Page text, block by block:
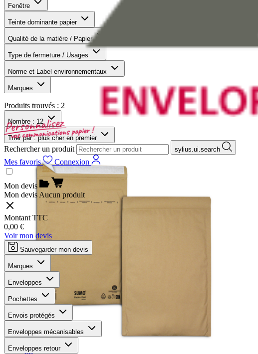
Rechercher un produit sylius.ui.search
Mes favoris Connexion
Mon devis
Mon devis Aucun produit
Montant TTC
0,00 €
Voir mon devis
Sauvegarder mon devis
Marques
Enveloppes
Pochettes
Envois protégés
Enveloppes mécanisables
Enveloppes retour
Fenêtre
Teinte dominante papier
Qualité de la matière / Papier
Type de fermeture / Usages
Norme et Label environnementaux
Marques
Produits trouvés : 2
Nombre : 12
Trier par : plus cher en premier